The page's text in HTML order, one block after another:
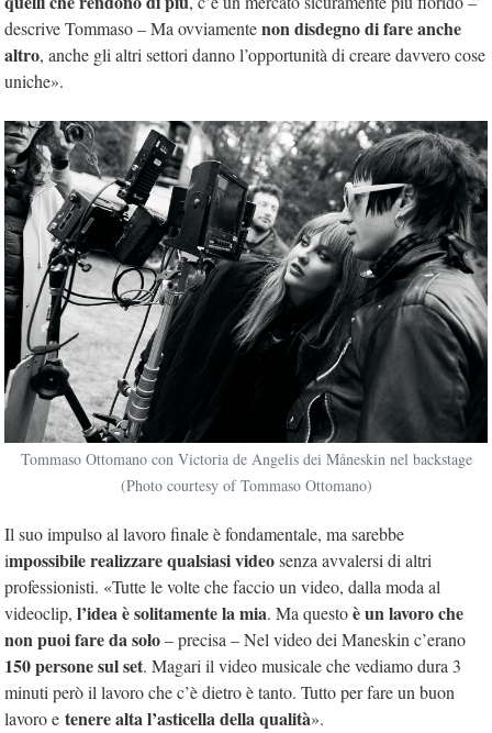
descrive Tommaso – Ma ovviamentenon disdegno di fare anche
altro, anche gli altri settori danno l’opportunità di creare davvero cose
uniche».
Tommaso Ottomano con Victoria de Angelis dei Måneskin nel backstage
(Photo courtesy of Tommaso Ottomano)
Il suo impulso al lavoro finale è fondamentale, ma sarebbe
impossibile realizzare qualsiasi videosenza avvalersi di altri
professionisti. «Tutte le volte che faccio un video, dalla moda al
videoclip, l’idea è solitamente la mia. Ma questoè un lavoro che
non puoi fare da solo– precisa – Nel video dei Maneskin c’erano
150 persone sul set. Magari il video musicale che vediamo dura 3
minuti però il lavoro che c’è dietro è tanto. Tutto per fare un buon
lavoro e tenere alta l’asticella della qualità».